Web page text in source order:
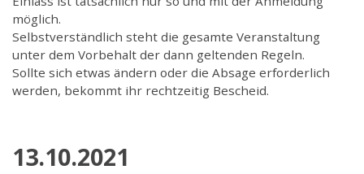
möglich.
Selbstverständlich steht die gesamte Veranstaltung
unter dem Vorbehalt der dann geltenden Regeln.
Sollte sich etwas ändern oder die Absage erforderlich
werden, bekommt ihr rechtzeitig Bescheid.
13.10.2021